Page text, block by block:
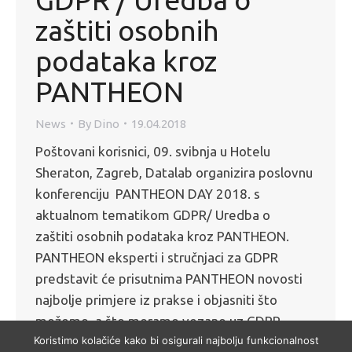
zaštiti osobnih
podataka kroz
PANTHEON
News By Dino 19.04.2018
Poštovani korisnici, 09. svibnja u Hotelu
Sheraton, Zagreb, Datalab organizira poslovnu
konferenciju PANTHEON DAY 2018. s
aktualnom tematikom GDPR/ Uredba o
zaštiti osobnih podataka kroz PANTHEON.
PANTHEON eksperti i stručnjaci za GDPR
predstavit će prisutnima PANTHEON novosti
najbolje primjere iz prakse i objasniti što
možemo, a što moramo vezano uz GDPR.
Očekuje se više od 400…
Koristimo kolačiće kako bi osigurali najbolju funkcionalnost